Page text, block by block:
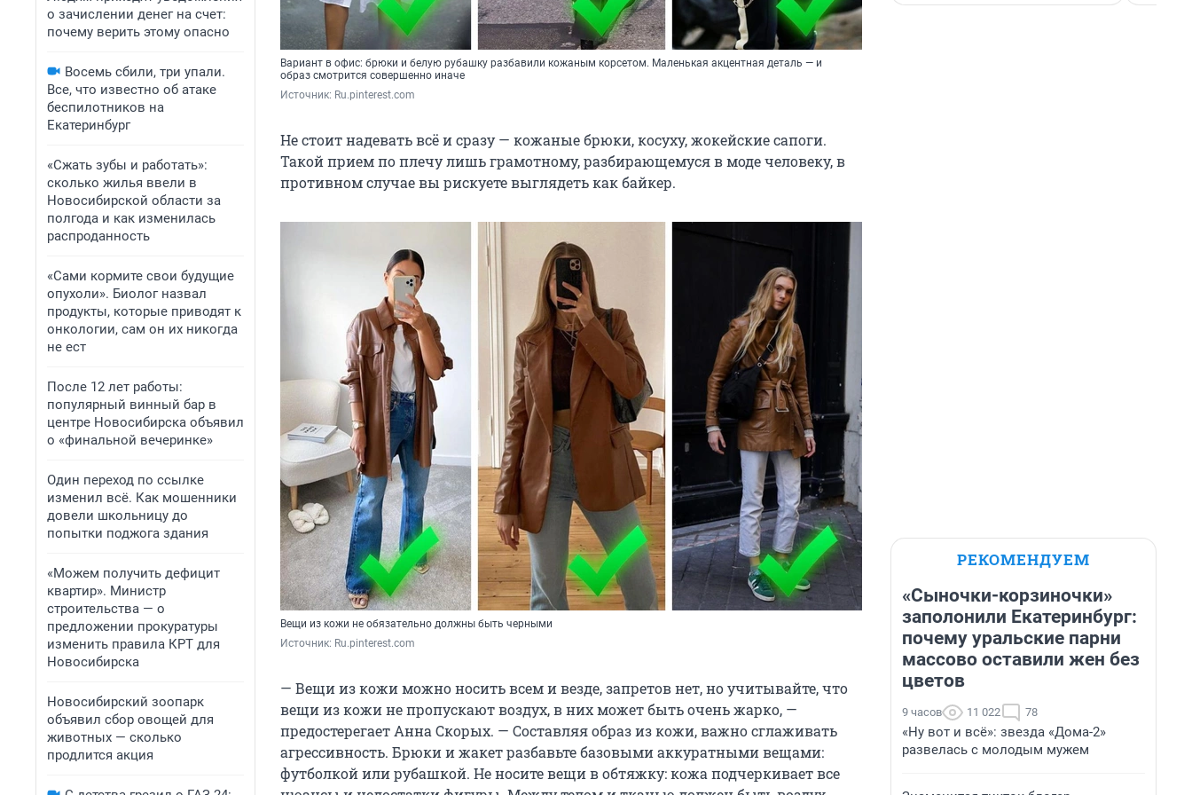
о зачислении денег на счет:
почему верить этому опасно
Восемь сбили, три упали.
Все, что известно об атаке
беспилотников на
Екатеринбург
«Сжать зубы и работать»:
сколько жилья ввели в
Новосибирской области за
полгода и как изменилась
распроданность
«Сами кормите свои будущие
опухоли». Биолог назвал
продукты, которые приводят к
онкологии, сам он их никогда
не ест
После 12 лет работы:
популярный винный бар в
центре Новосибирска объявил
о «финальной вечеринке»
Один переход по ссылке
изменил всё. Как мошенники
довели школьницу до
попытки поджога здания
«Можем получить дефицит
квартир». Министр
строительства — о
предложении прокуратуры
изменить правила КРТ для
Новосибирска
Новосибирский зоопарк
объявил сбор овощей для
животных — сколько
продлится акция
Вариант в офис: брюки и белую рубашку разбавили кожаным корсетом. Маленькая акцентная деталь — и
образ смотрится совершенно иначе
Источник: Ru.pinterest.com
Не стоит надевать всё и сразу — кожаные брюки, косуху, жокейские сапоги.
Такой прием по плечу лишь грамотному, разбирающемуся в моде человеку, в
противном случае вы рискуете выглядеть как байкер.
Вещи из кожи не обязательно должны быть черными
Источник: Ru.pinterest.com
— Вещи из кожи можно носить всем и везде, запретов нет, но учитывайте, что
вещи из кожи не пропускают воздух, в них может быть очень жарко, —
предостерегает Анна Скорых. — Составляя образ из кожи, важно сглаживать
агрессивность. Брюки и жакет разбавьте базовыми аккуратными вещами:
футболкой или рубашкой. Не носите вещи в обтяжку: кожа подчеркивает все
РЕКОМЕНДУЕМ
«Сыночки-корзиночки»
заполонили Екатеринбург:
почему уральские парни
массово оставили жен без
цветов
9 часов 11 022 78
«Ну вот и всё»: звезда «Дома-2»
развелась с молодым мужем